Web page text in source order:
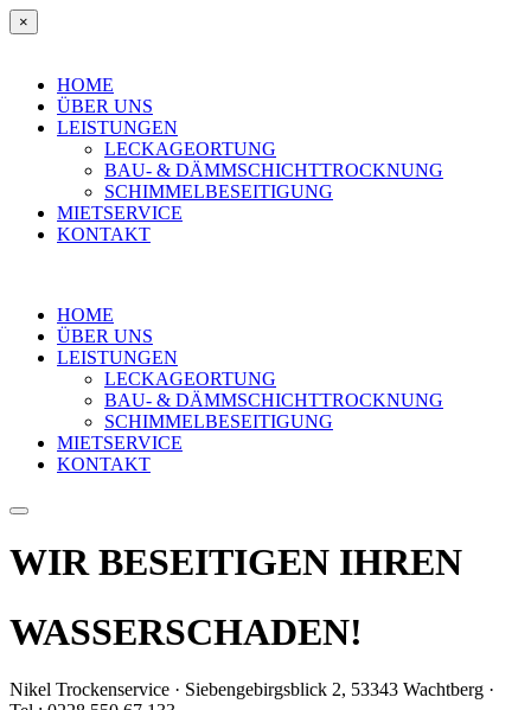
×
HOME
ÜBER UNS
LEISTUNGEN
LECKAGEORTUNG
BAU- & DÄMMSCHICHTTROCKNUNG
SCHIMMELBESEITIGUNG
MIETSERVICE
KONTAKT
HOME
ÜBER UNS
LEISTUNGEN
LECKAGEORTUNG
BAU- & DÄMMSCHICHTTROCKNUNG
SCHIMMELBESEITIGUNG
MIETSERVICE
KONTAKT
WIR BESEITIGEN IHREN
WASSERSCHADEN!
Nikel Trockenservice · Siebengebirgsblick 2, 53343 Wachtberg ·